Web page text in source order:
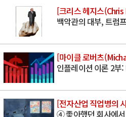
[크리스 헤지스
백악관의 대부, 트럼
[마이클 로버츠
인플레이션 이론 2부
[전자산업 직업병의
④ 좋아했던 회사에